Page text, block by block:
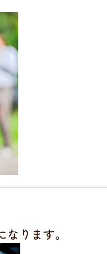
ります。